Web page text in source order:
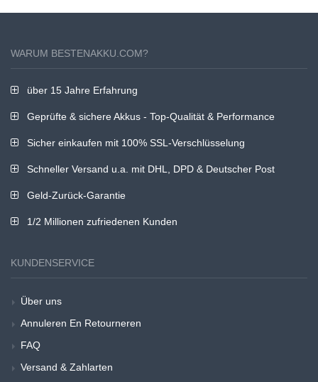
WARUM BESTENAKKU.COM?
über 15 Jahre Erfahrung
Geprüfte & sichere Akkus - Top-Qualität & Performance
Sicher einkaufen mit 100% SSL-Verschlüsselung
Schneller Versand u.a. mit DHL, DPD & Deutscher Post
Geld-Zurück-Garantie
1/2 Millionen zufriedenen Kunden
KUNDENSERVICE
Über uns
Annuleren En Retourneren
FAQ
Versand & Zahlarten